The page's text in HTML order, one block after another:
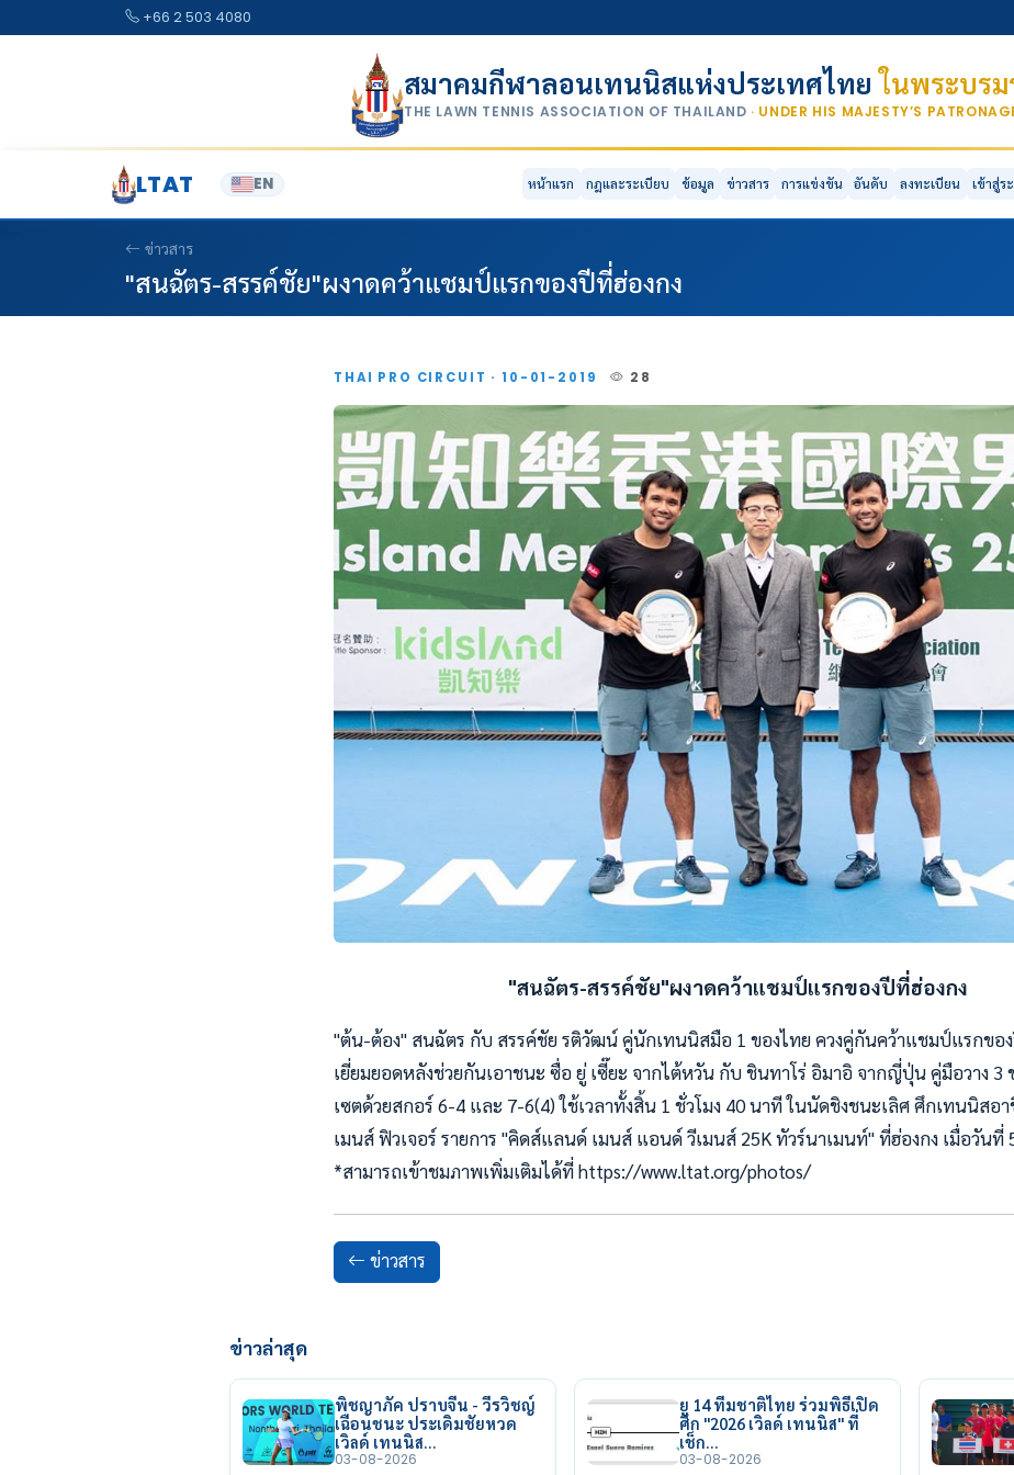
+66 2 503 4080
สมาคมกีฬาลอนเทนนิสแห่งประเทศไทยในพระบร
THE LAWN TENNIS ASSOCIATION OF THAILAND · UNDER HIS MAJESTY’S
LTAT EN หน้าแรก กฎและระเบียบ ข้อมูล ข่าวสาร การแข่งขัน อันดับ ลงทะเบียน เข้าสู่ร
ข่าวสาร
"สนฉัตร-สรรค์ชัย"ผงาดคว้าแชมป์แรกของปีที่ฮ่องกง
THAI PRO CIRCUIT · 10-01-2019 28
"สนฉัตร-สรรค์ชัย"ผงาดคว้าแชมป์แรกของปีที่ฮ่องกง
"ต้น-ต้อง" สนฉัตร กับ สรรค์ชัย รติวัฒน์ คู่นักเทนนิสมือ 1 ของไทย ควงคู่กันคว้าแชมป์แรกของ
เยี่ยมยอดหลังช่วยกันเอาชนะ ซื่อ ยู่ เซี๊ยะ จากไต้หวัน กับ ชินทาโร่ อิมาอิ จากญี่ปุ่น คู่มือวาง 3
เซตด้วยสกอร์ 6-4 และ 7-6(4) ใช้เวลาทั้งสิ้น 1 ชั่วโมง 40 นาที ในนัดชิงชนะเลิศ ศึกเทนนิสอ
เมนส์ ฟิวเจอร์ รายการ "คิดส์แลนด์ เมนส์ แอนด์ วีเมนส์ 25K ทัวร์นาเมนท์" ที่ฮ่องกง เมื่อวันที่
*สามารถเข้าชมภาพเพิ่มเติมได้ที่ https://www.ltat.org/photos/
ข่าวสาร
ข่าวล่าสุด
พิชญาภัค ปราบจีน - วีรวิชญ์
เฉือนชนะ ประเดิมชัยหวด
เวิลด์ เทนนิส…
03-08-2026
ยู 14 ทีมชาติไทย ร่วมพิธีเปิด
ศึก "2026 เวิลด์ เทนนิส" ที่
เช็ก…
03-08-2026